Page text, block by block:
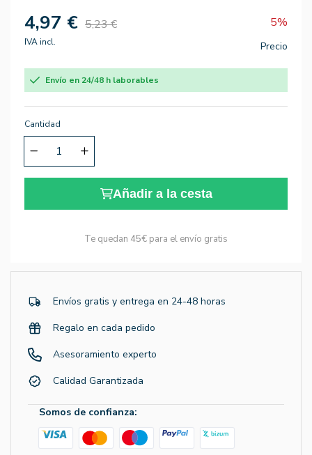
4,97 € 5,23 € 5%
IVA incl. Precio
Envío en 24/48 h laborables
Cantidad
Añadir a la cesta
Te quedan 45€ para el envío gratis
Envíos gratis y entrega en 24-48 horas
Regalo en cada pedido
Asesoramiento experto
Calidad Garantizada
Somos de confianza: